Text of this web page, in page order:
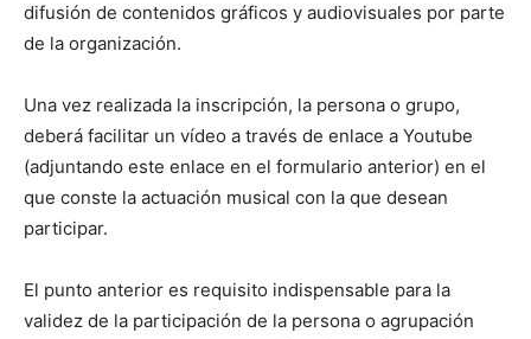
difusión de contenidos gráficos y audiovisuales por parte
de la organización.
Una vez realizada la inscripción, la persona o grupo,
deberá facilitar un vídeo a través de enlace a Youtube
(adjuntando este enlace en el formulario anterior) en el
que conste la actuación musical con la que desean
participar.
El punto anterior es requisito indispensable para la
validez de la participación de la persona o agrupación